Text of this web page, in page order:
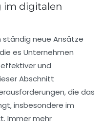
im digitalen
ständig neue Ansätze
es Unternehmen
und
Abschnitt
, die das
insbesondere im
. Immer mehr